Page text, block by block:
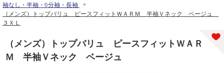
袖なし・半袖・9分袖・長袖
（メンズ）トップバリュ ピースフィットＷＡＲＭ 半袖Ｖネック ベージュ
３ＸＬ
（メンズ）トップバリュ ピースフィットＷＡＲ
Ｍ 半袖Ｖネック ベージュ